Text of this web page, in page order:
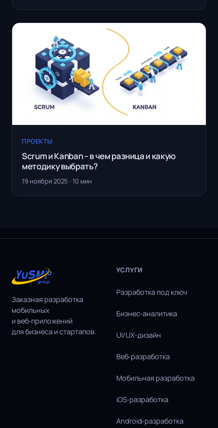
ПРОЕКТЫ
Scrum и Kanban – в чем разница и какую
методику выбрать?
19 ноября 2025 · 10 мин
Заказная разработка
мобильных
и веб‑приложений
для бизнеса и стартапов.
УСЛУГИ
Разработка под ключ
Бизнес‑аналитика
UI/UX‑дизайн
Веб‑разработка
Мобильная разработка
iOS‑разработка
Android‑разработка